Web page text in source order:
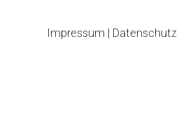
Impressum Datenschutz